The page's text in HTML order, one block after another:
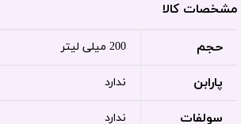
مشخصات کالا
حجم 200 میلی لیتر
پارابن ندارد
سولفات ندارد